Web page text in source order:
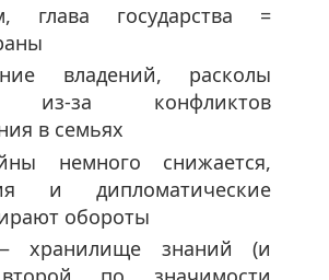
глава государства =
владений, расколы
из-за конфликтов
в семьях
немного снижается,
и дипломатические
обороты
хранилище знаний (и